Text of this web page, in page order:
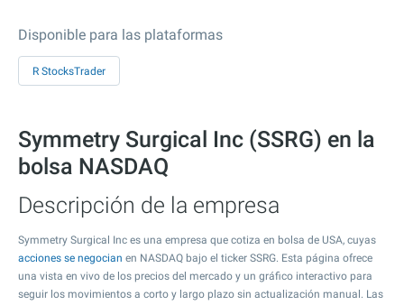
Disponible para las plataformas
R StocksTrader
Symmetry Surgical Inc (SSRG) en la
bolsa NASDAQ
Descripción de la empresa
Symmetry Surgical Inc es una empresa que cotiza en bolsa de USA, cuyas
acciones se negocian en NASDAQ bajo el ticker SSRG. Esta página ofrece
una vista en vivo de los precios del mercado y un gráfico interactivo para
seguir los movimientos a corto y largo plazo sin actualización manual. Las